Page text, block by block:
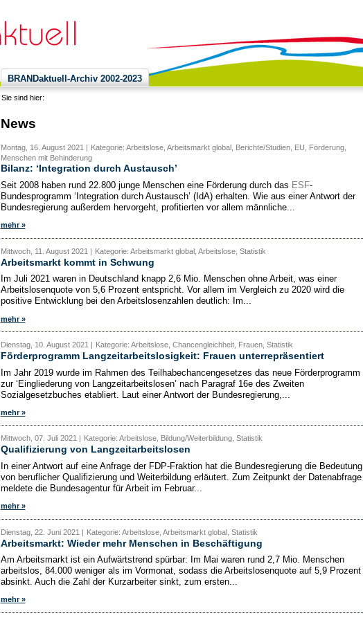
BRANDaktuell-Archiv 2002-2023
Sie sind hier:
News
Montag, 16. August 2021 |
Kategorie: Arbeitslose, Arbeitsmarkt global, Berichte/Studien, EU, Förderung,
Menschen mit Behinderung
Bilanz: ‘Integration durch Austausch’
Seit 2008 haben rund 22.800 junge Menschen eine Förderung durch das ESF-
Bundesprogramm ‘Integration durch Austausch’ (IdA) erhalten. Wie aus einer Antwort der
Bundesregierung außerdem hervorgeht, profitierten vor allem männliche...
mehr »
Mittwoch, 11. August 2021 | Kategorie: Arbeitsmarkt global, Arbeitslose, Statistik
Arbeitsmarkt kommt in Schwung
Im Juli 2021 waren in Deutschland knapp 2,6 Mio. Menschen ohne Arbeit, was einer
Arbeitslosenquote von 5,6 Prozent entspricht. Vor allem im Vergleich zu 2020 wird die
positive Entwicklung bei den Arbeitslosenzahlen deutlich: Im...
mehr »
Dienstag, 10. August 2021 | Kategorie: Arbeitslose, Chancengleichheit, Frauen, Statistik
Förderprogramm Langzeitarbeitslosigkeit: Frauen unterrepräsentiert
Im Jahr 2019 wurde im Rahmen des Teilhabechancengesetzes das neue Förderprogramm
zur ‘Eingliederung von Langzeitarbeitslosen’ nach Paragraf 16e des Zweiten
Sozialgesetzbuches etabliert. Laut einer Antwort der Bundesregierung,...
mehr »
Mittwoch, 07. Juli 2021 | Kategorie: Arbeitslose, Bildung/Weiterbildung, Statistik
Qualifizierung von Langzeitarbeitslosen
In einer Antwort auf eine Anfrage der FDP-Fraktion hat die Bundesregierung die Bedeutung
von beruflicher Qualifizierung und Weiterbildung erläutert. Zum Zeitpunkt der Datenabfrage
meldete die Bundesagentur für Arbeit im Februar...
mehr »
Dienstag, 22. Juni 2021 | Kategorie: Arbeitslose, Arbeitsmarkt global, Statistik
Arbeitsmarkt: Wieder mehr Menschen in Beschäftigung
Am Arbeitsmarkt ist ein Aufwärtstrend spürbar: Im Mai waren rund 2,7 Mio. Menschen
arbeitslos, 84.000 weniger als im Vormonat, sodass die Arbeitslosenquote auf 5,9 Prozent
absinkt. Auch die Zahl der Kurzarbeiter sinkt, zum ersten...
mehr »